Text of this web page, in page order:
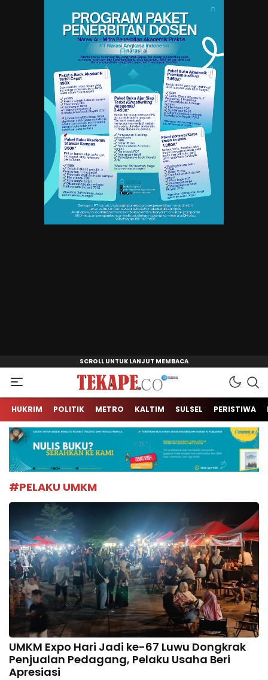
Tekape.co
Jendela Informasi Kita
HUKRIM POLITIK METRO KALTIM SULSEL PERISTIWA
#PELAKU UMKM
UMKM Expo Hari Jadi ke-67 Luwu Dongkrak
Penjualan Pedagang, Pelaku Usaha Beri
Apresiasi